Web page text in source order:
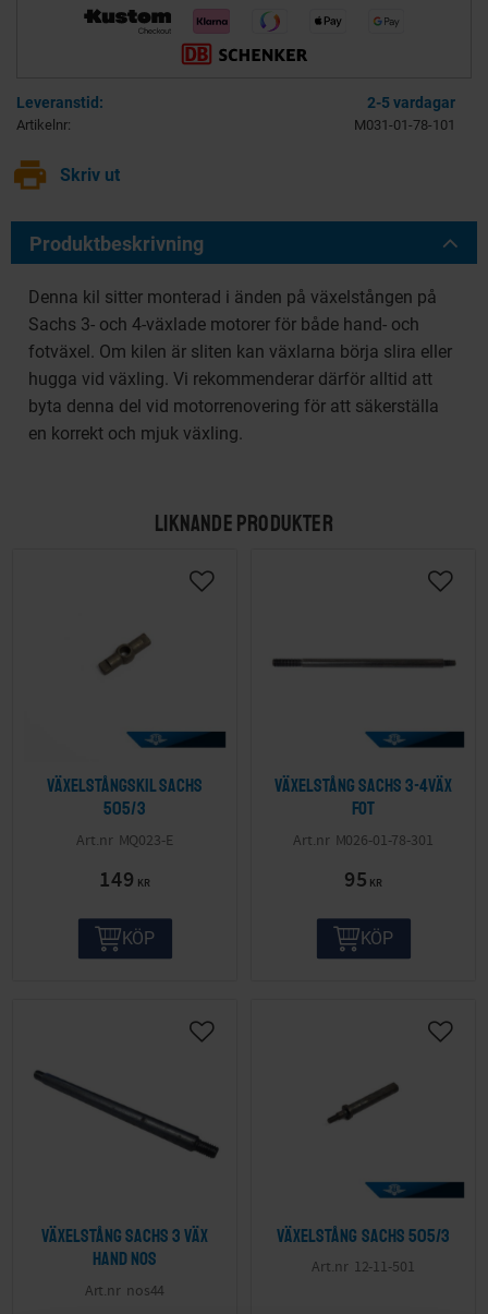
2-5 vardagar
Artikelnr M031-01-78-101
print Skriv ut
Produktbeskrivning
Denna kil sitter monterad i änden på växelstången på
Sachs 3- och 4-växlade motorer för både hand- och
fotväxel. Om kilen är sliten kan växlarna börja slira eller
hugga vid växling. Vi rekommenderar därför alltid att
byta denna del vid motorrenovering för att säkerställa
en korrekt och mjuk växling.
LIKNANDE PRODUKTER
Växelstångskil Sachs
505/3
MQ023-E
149 KR
KÖP
Växelstång Sachs 3-4väx
fot
M026-01-78-301
95 KR
KÖP
Växelstång Sachs 3 väx
hand NOS
nos44
Växelstång Sachs 505/3
12-11-501